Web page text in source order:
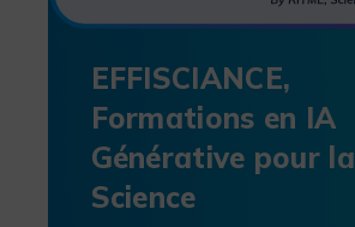
EFFISCIANCE,
Formations en IA
Générative pour la
Science